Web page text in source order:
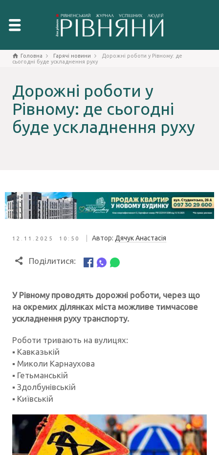
Головна Гарячі новини
Дорожні роботи у Рівному: де
сьогодні буде ускладнення руху
Дорожні роботи у
Рівному: де сьогодні
буде ускладнення руху
12.11.2025 10:50 Автор: Дячук Анастасія
Поділитися:
У Рівному проводять дорожні роботи, через що
на окремих ділянках міста можливе тимчасове
ускладнення руху транспорту.
Роботи тривають на вулицях:
▪️ Кавказькій
▪️ Миколи Карнаухова
▪️ Гетьманській
▪️ Здолбунівській
▪️ Київській